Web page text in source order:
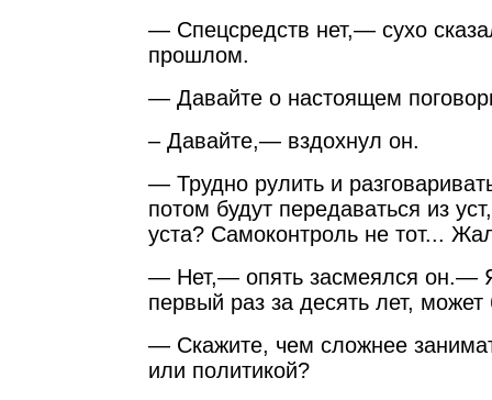
— Спецсредств нет,— сухо
прошлом.
— Давайте о настоящем
– Давайте,— вздохнул он.
— Трудно рулить и
потом будут передаваться из
уста? Самоконтроль не тот...
— Нет,— опять засмеялся он.—
первый раз за десять лет,
— Скажите, чем сложнее
или политикой?